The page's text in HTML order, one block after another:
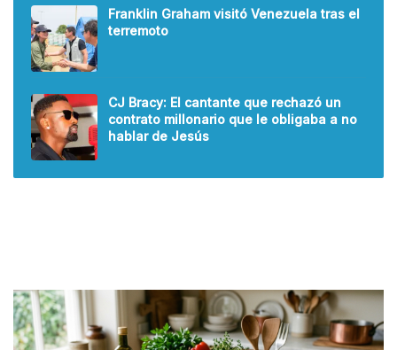
Franklin Graham visitó Venezuela tras el
terremoto
CJ Bracy: El cantante que rechazó un
contrato millonario que le obligaba a no
hablar de Jesús